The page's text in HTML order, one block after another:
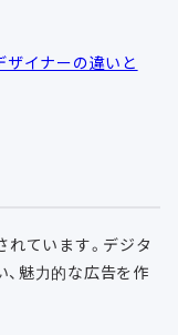
ザイナーの違いと
れています。デジタ
魅力的な広告を作